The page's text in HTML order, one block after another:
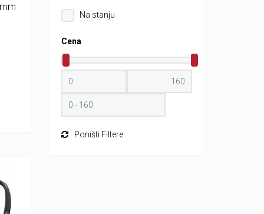
Na stanju
Cena
Poništi Filtere